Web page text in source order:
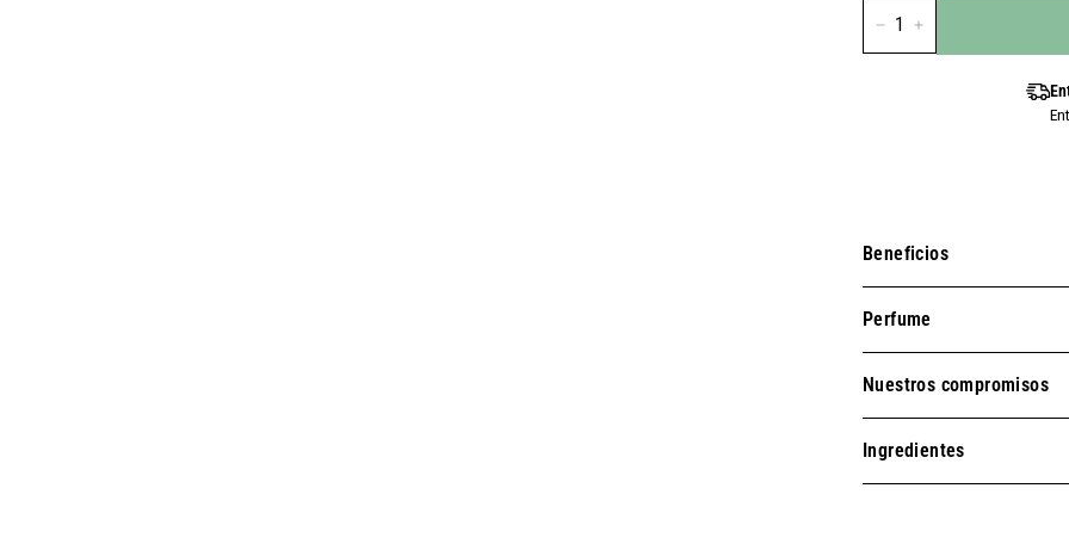
Beneficios
Perfume
Nuestros compromisos
Ingredientes